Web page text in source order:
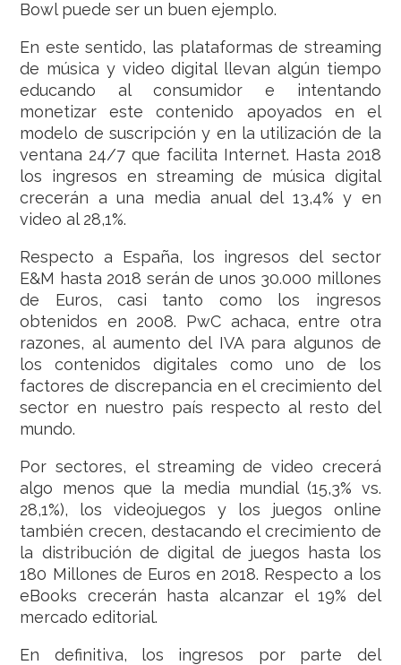
Bowl puede ser un buen ejemplo.
En este sentido, las plataformas de streaming
de música y video digital llevan algún tiempo
educando al consumidor e intentando
monetizar este contenido apoyados en el
modelo de suscripción y en la utilización de la
ventana 24/7 que facilita Internet. Hasta 2018
los ingresos en streaming de música digital
crecerán a una media anual del 13,4% y en
video al 28,1%.
Respecto a España, los ingresos del sector
E&M hasta 2018 serán de unos 30.000 millones
de Euros, casi tanto como los ingresos
obtenidos en 2008. PwC achaca, entre otra
razones, al aumento del IVA para algunos de
los contenidos digitales como uno de los
factores de discrepancia en el crecimiento del
sector en nuestro país respecto al resto del
mundo.
Por sectores, el streaming de video crecerá
algo menos que la media mundial (15,3% vs.
28,1%), los videojuegos y los juegos online
también crecen, destacando el crecimiento de
la distribución de digital de juegos hasta los
180 Millones de Euros en 2018. Respecto a los
eBooks crecerán hasta alcanzar el 19% del
mercado editorial.
En definitiva, los ingresos por parte del